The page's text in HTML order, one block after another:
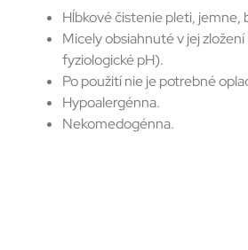
Hĺbkové čistenie pleti, jemne,
Micely obsiahnuté v jej
fyziologické pH).
Po použití nie je potrebné
Hypoalergénna.
Nekomedogénna.